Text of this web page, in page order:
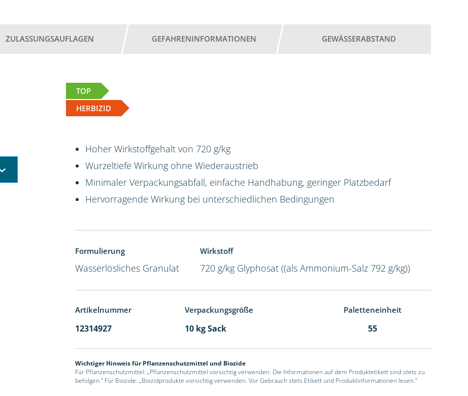
ZULASSUNGSAUFLAGEN GEFAHRENINFORMATIONEN GEWÄSSERABSTAND
TOP
HERBIZID
Hoher Wirkstoffgehalt von 720 g/kg
Wurzeltiefe Wirkung ohne Wiederaustrieb
Minimaler Verpackungsabfall, einfache Handhabung, geringer Platzbedarf
Hervorragende Wirkung bei unterschiedlichen Bedingungen
Formulierung
Wasserlösliches Granulat
Wirkstoff
720 g/kg Glyphosat ((als Ammonium-Salz 792 g/kg))
Artikelnummer Verpackungsgröße Paletteneinheit
12314927 10 kg Sack 55
Wichtiger Hinweis für Pflanzenschutzmittel und Biozide
Für Pflanzenschutzmittel: „Pflanzenschutzmittel vorsichtig verwenden. Die Informationen auf dem Produktetikett sind stets zu
befolgen.“ Für Biozide: „Biozidprodukte vorsichtig verwenden. Vor Gebrauch stets Etikett und Produktinformationen lesen.“